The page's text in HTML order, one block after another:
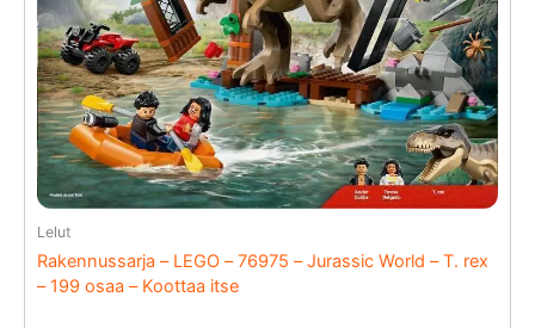
Lelut
Rakennussarja – LEGO – 76975 – Jurassic World – T. rex
– 199 osaa – Koottaa itse